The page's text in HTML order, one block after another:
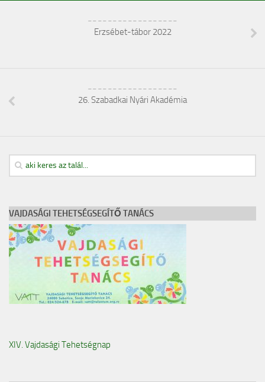
Erzsébet-tábor 2022
26. Szabadkai Nyári Akadémia
VAJDASÁGI TEHETSÉGSEGÍTŐ TANÁCS
XIV. Vajdasági Tehetségnap